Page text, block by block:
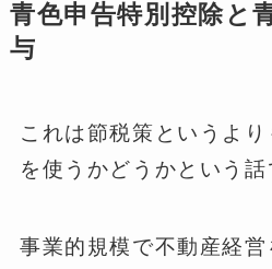
青色申告特別控除と
与
これは節税策というよ
を使うかどうかという話
事業的規模で不動産経